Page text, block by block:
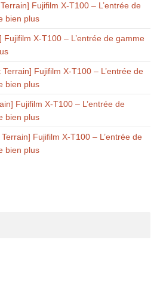
Fujifilm X-T100 – L’entrée de
bien plus
Fujifilm X-T100 – L’entrée de gamme
Terrain] Fujifilm X-T100 – L’entrée de
bien plus
Fujifilm X-T100 – L’entrée de
bien plus
Terrain] Fujifilm X-T100 – L’entrée de
bien plus